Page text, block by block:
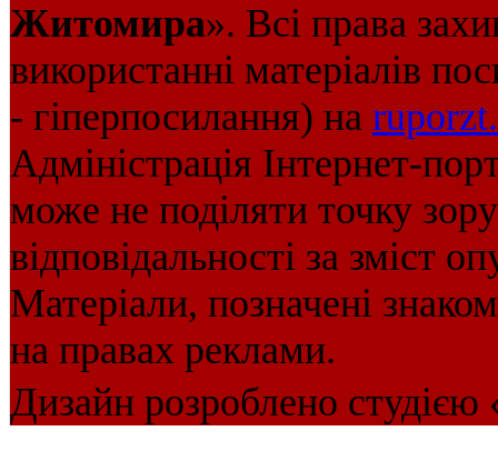
Житомира». Всі права
використанні матеріалів
- гіперпосилання) на
Адміністрація Інтернет-
може не поділяти точку
відповідальності за зміст
Матеріали, позначені
на правах реклами.
Дизайн розроблено студією